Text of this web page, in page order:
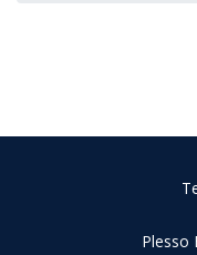
Plesso